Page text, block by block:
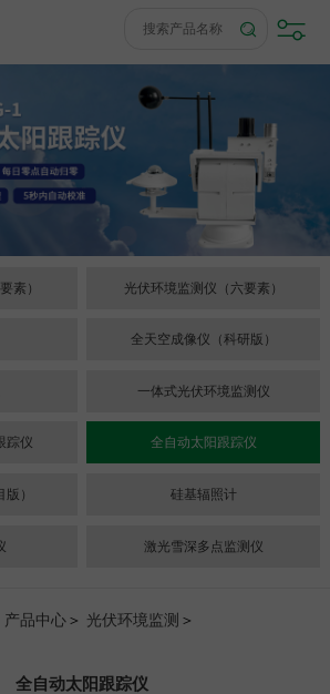
素） 光伏环境监测仪（六要素）
全天空成像仪（科研版）
一体式光伏环境监测仪
踪仪 全自动太阳跟踪仪
） 硅基辐照计
激光雪深多点监测仪
产品中心＞ 光伏环境监测 ＞
全自动太阳跟踪仪